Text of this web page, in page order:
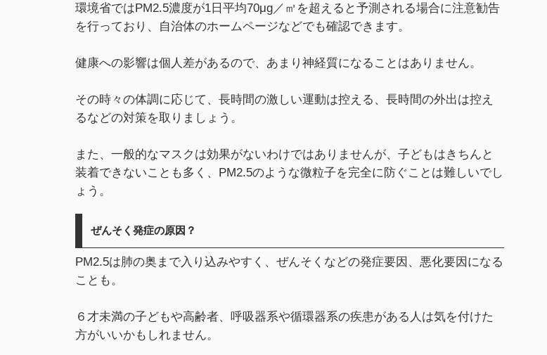
環境省ではPM2.5濃度が1日平均70μg／㎥を超えると予測される場合に注意勧告
を行っており、自治体のホームページなどでも確認できます。
健康への影響は個人差があるので、あまり神経質になることはありません。
その時々の体調に応じて、長時間の激しい運動は控える、長時間の外出は控え
るなどの対策を取りましょう。
また、一般的なマスクは効果がないわけではありませんが、子どもはきちんと
装着できないことも多く、PM2.5のような微粒子を完全に防ぐことは難しいでし
ょう。
ぜんそく発症の原因？​
PM2.5は肺の奥まで入り込みやすく、ぜんそくなどの発症要因、悪化要因になる
ことも。
６才未満の子どもや高齢者、呼吸器系や循環器系の疾患がある人は気を付けた
方がいいかもしれません。